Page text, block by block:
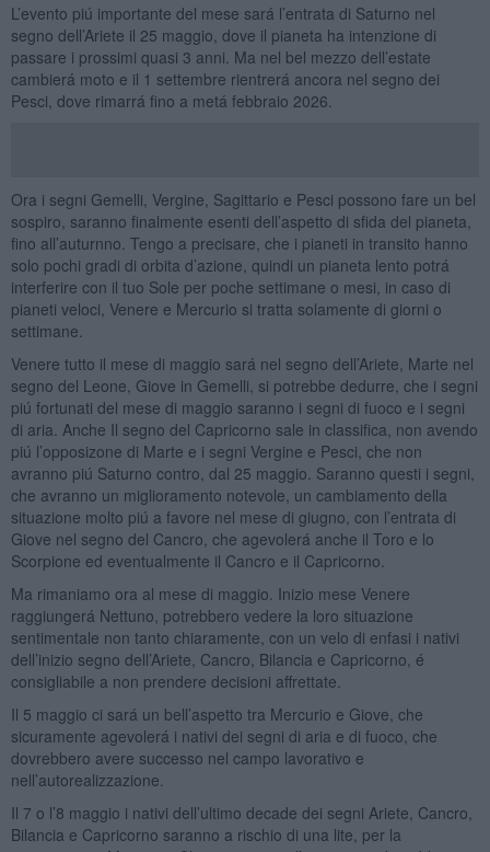
L’evento piú importante del mese sará l’entrata di Saturno nel
segno dell’Ariete il 25 maggio, dove il pianeta ha intenzione di
passare i prossimi quasi 3 anni. Ma nel bel mezzo dell’estate
cambierá moto e il 1 settembre rientrerá ancora nel segno dei
Pesci, dove rimarrá fino a metá febbraio 2026.
Ora i segni Gemelli, Vergine, Sagittario e Pesci possono fare un bel
sospiro, saranno finalmente esenti dell’aspetto di sfida del pianeta,
fino all’auturnno. Tengo a precisare, che i pianeti in transito hanno
solo pochi gradi di orbita d’azione, quindi un pianeta lento potrá
interferire con il tuo Sole per poche settimane o mesi, in caso di
pianeti veloci, Venere e Mercurio si tratta solamente di giorni o
settimane.
Venere tutto il mese di maggio sará nel segno dell’Ariete, Marte nel
segno del Leone, Giove in Gemelli, si potrebbe dedurre, che i segni
piú fortunati del mese di maggio saranno i segni di fuoco e i segni
di aria. Anche Il segno del Capricorno sale in classifica, non avendo
piú l’opposizone di Marte e i segni Vergine e Pesci, che non
avranno piú Saturno contro, dal 25 maggio. Saranno questi i segni,
che avranno un miglioramento notevole, un cambiamento della
situazione molto piú a favore nel mese di giugno, con l’entrata di
Giove nel segno del Cancro, che agevolerá anche il Toro e lo
Scorpione ed eventualmente il Cancro e il Capricorno.
Ma rimaniamo ora al mese di maggio. Inizio mese Venere
raggiungerá Nettuno, potrebbero vedere la loro situazione
sentimentale non tanto chiaramente, con un velo di enfasi i nativi
dell’inizio segno dell’Ariete, Cancro, Bilancia e Capricorno, é
consigliabile a non prendere decisioni affrettate.
Il 5 maggio ci sará un bell’aspetto tra Mercurio e Giove, che
sicuramente agevolerá i nativi dei segni di aria e di fuoco, che
dovrebbero avere successo nel campo lavorativo e
nell’autorealizzazione.
Il 7 o l’8 maggio i nativi dell’ultimo decade dei segni Ariete, Cancro,
Bilancia e Capricorno saranno a rischio di una lite, per la